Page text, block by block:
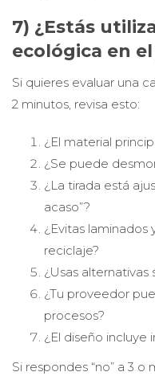
7) ¿Estás
ecológica en
Si quieres evaluar una
2 minutos, revisa esto:
¿El material
¿Se puede
¿La tirada está
acaso”?
¿Evitas
reciclaje?
¿Usas alternativas
¿Tu proveedor
procesos?
¿El diseño incluye
Si respondes “no” a 3